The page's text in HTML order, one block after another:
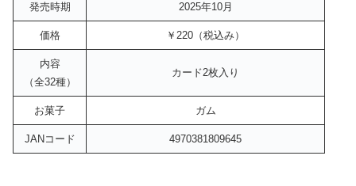
発売時期 2025年10月
価格 ￥220（税込み）
内容
（全32種）
カード2枚入り
お菓子 ガム
JANコード 4970381809645